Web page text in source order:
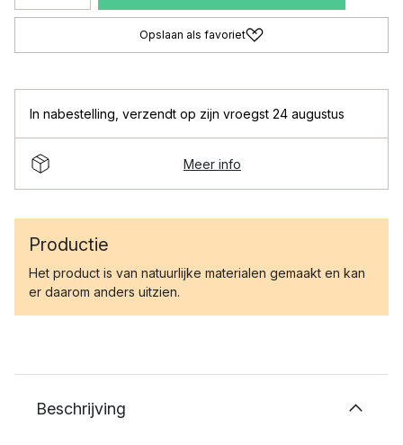
Opslaan als favoriet
In nabestelling verzendt op zijn vroegst 24 augustus
Meer info
Productie
Het product is van natuurlijke materialen gemaakt en kan
er daarom anders uitzien.
Beschrijving